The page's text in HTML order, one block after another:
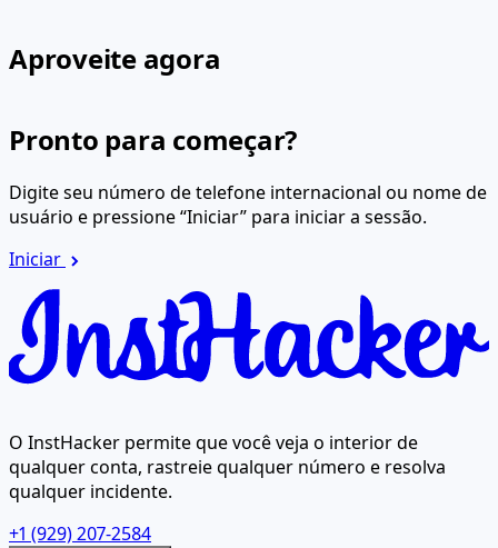
Aproveite agora
Pronto para começar?
Digite seu número de telefone internacional ou nome de
usuário e pressione “Iniciar” para iniciar a sessão.
Iniciar
O InstHacker permite que você veja o interior de
qualquer conta, rastreie qualquer número e resolva
qualquer incidente.
+1 (929) 207-2584